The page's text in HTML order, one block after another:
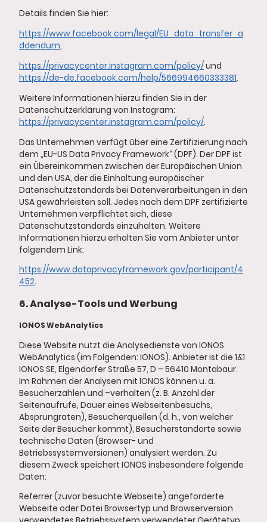
Details finden Sie hier:
https://www.facebook.com/legal/EU_data_transfer_a
ddendum,
https://privacycenter.instagram.com/policy/und
https://de-de.facebook.com/help/566994660333381.
Weitere Informationen hierzu finden Sie in der
Datenschutzerklärung von Instagram:
https://privacycenter.instagram.com/policy/.
Das Unternehmen verfügt über eine Zertifizierung nach
dem „EU-US Data Privacy Framework“ (DPF). Der DPF ist
ein Übereinkommen zwischen der Europäischen Union
und den USA, der die Einhaltung europäischer
Datenschutzstandards bei Datenverarbeitungen in den
USA gewährleisten soll. Jedes nach dem DPF zertifizierte
Unternehmen verpflichtet sich, diese
Datenschutzstandards einzuhalten. Weitere
Informationen hierzu erhalten Sie vom Anbieter unter
folgendem Link:
https://www.dataprivacyframework.gov/participant/4
452.
6. Analyse-Tools und Werbung
IONOS WebAnalytics
Diese Website nutzt die Analysedienste von IONOS
WebAnalytics (im Folgenden: IONOS). Anbieter ist die 1&1
IONOS SE, Elgendorfer Straße 57, D – 56410 Montabaur.
Im Rahmen der Analysen mit IONOS können u. a.
Besucherzahlen und –verhalten (z. B. Anzahl der
Seitenaufrufe, Dauer eines Webseitenbesuchs,
Absprungraten), Besucherquellen (d. h., von welcher
Seite der Besucher kommt), Besucherstandorte sowie
technische Daten (Browser- und
Betriebssystemversionen) analysiert werden. Zu
diesem Zweck speichert IONOS insbesondere folgende
Daten:
Referrer (zuvor besuchte Webseite) angeforderte
Webseite oder Datei Browsertyp und Browserversion